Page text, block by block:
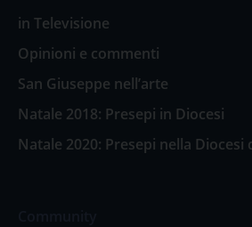
in Televisione
Opinioni e commenti
San Giuseppe nell’arte
Natale 2018: Presepi in Diocesi
Natale 2020: Presepi nella Diocesi